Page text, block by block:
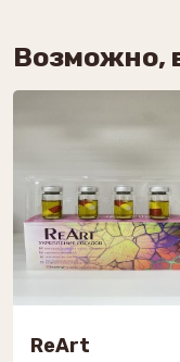
Возможно,
ReArt